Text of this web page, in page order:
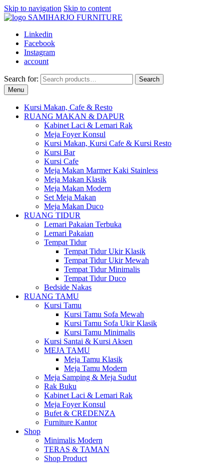
Skip to navigation Skip to content
Linkedin
Facebook
Instagram
account
Search for:
Search
Menu
Kursi Makan, Cafe & Resto
RUANG MAKAN & DAPUR
Kabinet Laci & Lemari Rak
Meja Foyer Konsul
Kursi Makan, Kursi Cafe & Kursi Resto
Kursi Bar
Kursi Cafe
Meja Makan Marmer Kaki Stainless
Meja Makan Klasik
Meja Makan Modern
Set Meja Makan
Meja Makan Duco
RUANG TIDUR
Lemari Pakaian Terbuka
Lemari Pakaian
Tempat Tidur
Tempat Tidur Ukir Klasik
Tempat Tidur Ukir Mewah
Tempat Tidur Minimalis
Tempat Tidur Duco
Bedside Nakas
RUANG TAMU
Kursi Tamu
Kursi Tamu Sofa Mewah
Kursi Tamu Sofa Ukir Klasik
Kursi Tamu Minimalis
Kursi Santai & Kursi Aksen
MEJA TAMU
Meja Tamu Klasik
Meja Tamu Modern
Meja Samping & Meja Sudut
Rak Buku
Kabinet Laci & Lemari Rak
Meja Foyer Konsul
Bufet & CREDENZA
Furniture Kantor
Shop
Minimalis Modern
TERAS & TAMAN
Shop Product